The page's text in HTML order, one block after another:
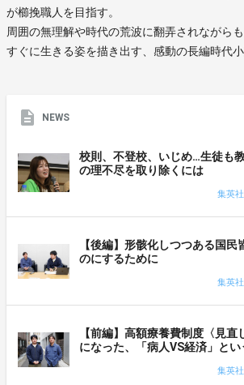
が櫛挽職人を目指す。
周囲の無理解や時代の荒波に翻弄されながら
すぐに生きる姿を描き出す、感動の長編時代小
NEWS
校則、不登校、いじめ…生徒も
の理不尽を取り除くには
集英
【後編】形骸化しつつある国民
のにするために
集英
【前編】高額療養費制度〈見
になった、「病人VS経済」とい
集英